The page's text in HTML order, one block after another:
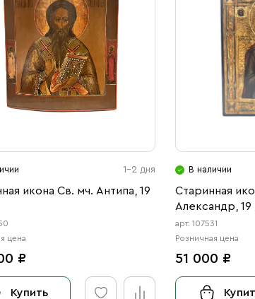
1-2 дня
икона Св. мч. Антипа, 19
цена
₽
Купить
В наличии
Старинная
Александр, 19
арт. 107531
Розничная цена
51 000 ₽